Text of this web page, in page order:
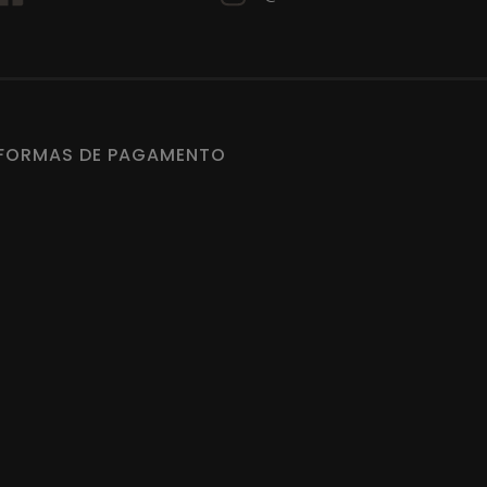
Dica extra: Guarde suas peças limpas e secas
DE PAGAMENTO